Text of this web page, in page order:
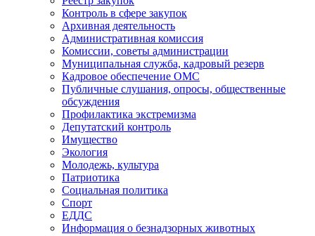
Контроль в сфере закупок
Архивная деятельность
Административная комиссия
Комиссии, советы администрации
Муниципальная служба, кадровый резерв
Кадровое обеспечение ОМС
Публичные слушания, опросы, общественные
обсуждения
Профилактика экстремизма
Депутатский контроль
Имущество
Экология
Молодежь, культура
Патриотика
Социальная политика
Спорт
ЕДДС
Информация о безнадзорных животных